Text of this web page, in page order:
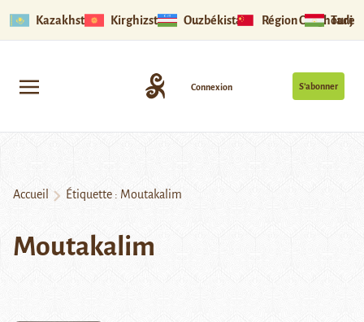
Kazakhstan Kirghizstan Ouzbékistan Région Ouïghoure
S’abonner
Connexion
Accueil Étiquette : Moutakalim
Moutakalim